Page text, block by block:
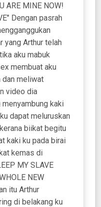
ARE MINE NOW!
Dengan pasrah
yang Arthur telah
aku mabuk
membuat aku
dan meliwat
video dia
kaki
dapat meluruskan
biikat begitu
kaki ku pada birai
kemas di
MY SLAVE
NEW
itu Arthur
di belakang ku